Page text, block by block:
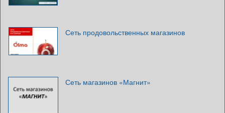
Сеть продовольственных магазинов
Сеть магазинов «Магнит»